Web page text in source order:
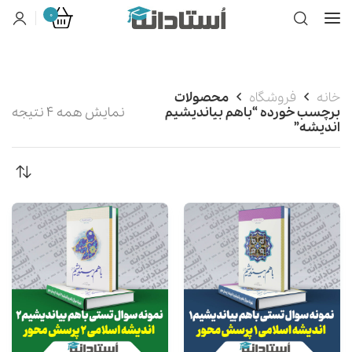
0
خانه فروشگاه
محصولات
برچسب خورده “باهم بیاندیشیم
اندیشه”
نمایش همه 4 نتیجه